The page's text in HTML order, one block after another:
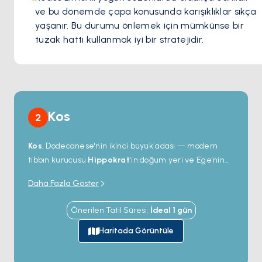
ve bu dönemde çapa konusunda karışıklıklar sıkça
yaşanır. Bu durumu önlemek için mümkünse bir
tuzak hattı kullanmak iyi bir stratejidir.
2 Kos
Kos, Dodecanese'nin ikinci büyük adası — modern
tıbbın kurucusu Hippokrat'ın doğum yeri ve Ege'nin
yapıyor. MÖ 4. yüzyıldan kalma şifa tapınağı
Asklepieion, Kos Şehri'nin üstündeki tepede yer
alıyor ve Türk kıyısına bakan manzarasıyla öne çıkıyor.
Kasabanın içindeHelenistik agorave Şövalye Kalesi
limanı çevreliyor; meydandaki ünlü yaşlıçınar
Daha Fazla Göster
Önerilen Tatil Süresi: İdeal 1 gün
Haritada Görüntüle